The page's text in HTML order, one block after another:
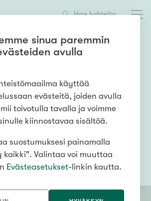
Hae kohteita
2h+kt+s
7 A 54,Keskusta
177 200,00 €
sinua paremmin
avulla
käyttää
evästeitä, joiden avulla
toivotulla tavalla ja voimme
kiinnostavaa sisältöä.
suostumuksesi painamalla
kaikki". Valintaa voi muuttaa
Evästeasetukset-linkin kautta.